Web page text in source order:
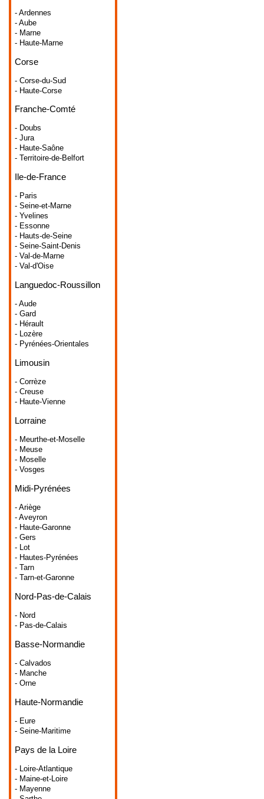
- Ardennes
- Aube
- Marne
- Haute-Marne
Corse
- Corse-du-Sud
- Haute-Corse
Franche-Comté
- Doubs
- Jura
- Haute-Saône
- Territoire-de-Belfort
Ile-de-France
- Paris
- Seine-et-Marne
- Yvelines
- Essonne
- Hauts-de-Seine
- Seine-Saint-Denis
- Val-de-Marne
- Val-d'Oise
Languedoc-Roussillon
- Aude
- Gard
- Hérault
- Lozère
- Pyrénées-Orientales
Limousin
- Corrèze
- Creuse
- Haute-Vienne
Lorraine
- Meurthe-et-Moselle
- Meuse
- Moselle
- Vosges
Midi-Pyrénées
- Ariège
- Aveyron
- Haute-Garonne
- Gers
- Lot
- Hautes-Pyrénées
- Tarn
- Tarn-et-Garonne
Nord-Pas-de-Calais
- Nord
- Pas-de-Calais
Basse-Normandie
- Calvados
- Manche
- Orne
Haute-Normandie
- Eure
- Seine-Maritime
Pays de la Loire
- Loire-Atlantique
- Maine-et-Loire
- Mayenne